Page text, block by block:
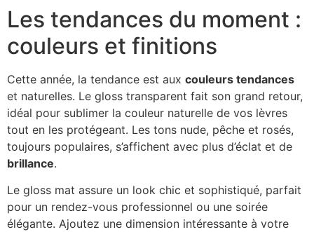
Les tendances du moment :
couleurs et finitions
Cette année, la tendance est aux couleurs tendances
et naturelles. Le gloss transparent fait son grand retour,
idéal pour sublimer la couleur naturelle de vos lèvres
tout en les protégeant. Les tons nude, pêche et rosés,
toujours populaires, s’affichent avec plus d’éclat et de
brillance.
Le gloss mat assure un look chic et sophistiqué, parfait
pour un rendez-vous professionnel ou une soirée
élégante. Ajoutez une dimension intéressante à votre